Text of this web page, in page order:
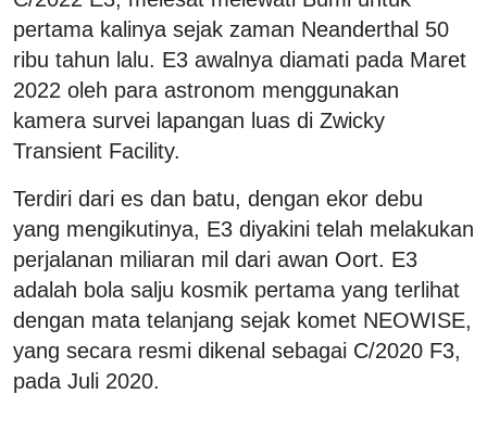
pertama kalinya sejak zaman Neanderthal 50
ribu tahun lalu. E3 awalnya diamati pada Maret
2022 oleh para astronom menggunakan
kamera survei lapangan luas di Zwicky
Transient Facility.
Terdiri dari es dan batu, dengan ekor debu
yang mengikutinya, E3 diyakini telah melakukan
perjalanan miliaran mil dari awan Oort. E3
adalah bola salju kosmik pertama yang terlihat
dengan mata telanjang sejak komet NEOWISE,
yang secara resmi dikenal sebagai C/2020 F3,
pada Juli 2020.